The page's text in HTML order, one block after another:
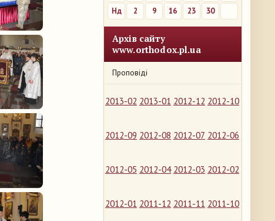
Нд
2 9 16 23 30
Архів сайту
www.orthodox.pl.ua
Проповіді
2013-02 2013-01 2012-12 2012-10
2012-09 2012-08 2012-07 2012-06
2012-05 2012-04 2012-03 2012-02
2012-01 2011-12 2011-11 2011-10